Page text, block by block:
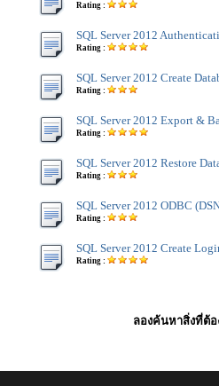
Rating :
SQL Server 2012
Rating :
SQL Server 2012 Create
Rating :
SQL Server 2012 Export &
Rating :
SQL Server 2012 Restore
Rating :
SQL Server 2012 ODBC
Rating :
SQL Server 2012 Create
Rating :
ลองค้นหาสิ่งที่ต้อ